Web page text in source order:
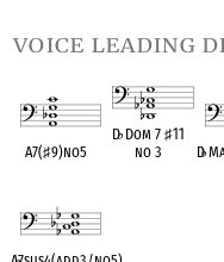
voice leading
A7(♯9)no5
D♭Dom 7 ♯11
no 3
D♭